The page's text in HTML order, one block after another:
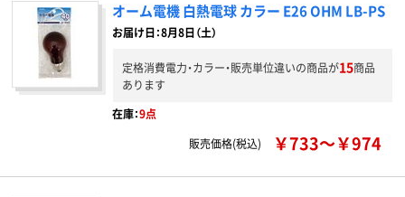
オーム電機 白熱電球 カラー E26 OHM LB-PS
お届け日：8月8日（土）
定格消費電力・カラー・販売単位違いの商品が15商品
あります
在庫：9点
販売価格(税込)
￥733～￥974